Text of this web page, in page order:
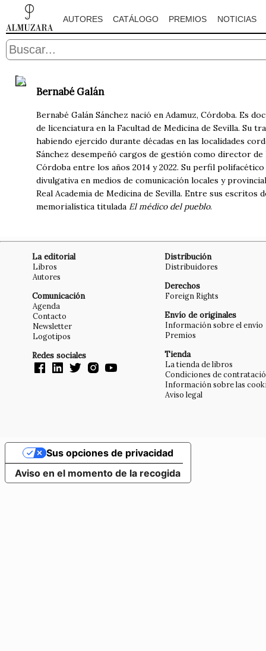
AUTORES CATÁLOGO PREMIOS NOTICIAS
Bernabé Galán
Bernabé Galán Sánchez nació en Adamuz, Córdoba. Es
de licenciatura en la Facultad de Medicina de Sevilla.
habiendo ejercido durante décadas en las localidades
Sánchez desempeñó cargos de gestión como director
Córdoba entre los años 2014 y 2022. Su perfil
divulgativa en medios de comunicación locales y
Real Academia de Medicina de Sevilla. Entre sus escritos
memorialística titulada El médico del pueblo.
La editorial
Libros
Autores
Comunicación
Agenda
Contacto
Newsletter
Logotipos
Redes sociales
Distribución
Distribuidores
Derechos
Foreign Rights
Envío de originales
Información sobre el envío
Premios
Tienda
La tienda de libros
Condiciones de
Información sobre las
Aviso legal
Aviso en el momento de la recogida
Sus opciones de privacidad